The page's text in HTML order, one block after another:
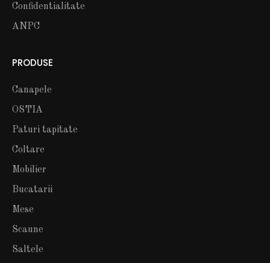
Confidentialitate
ANPC
PRODUSE
Canapele
OSTIA
Paturi tapitate
Coltare
Mobilier
Bucatarii
Mese
Scaune
Saltele